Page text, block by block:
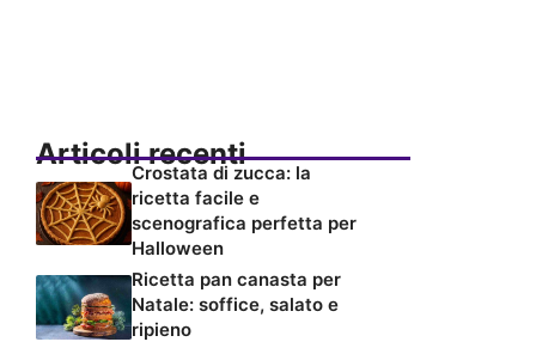
Articoli recenti
Crostata di zucca: la
ricetta facile e
scenografica perfetta per
Halloween
Ricetta pan canasta per
Natale: soffice, salato e
ripieno